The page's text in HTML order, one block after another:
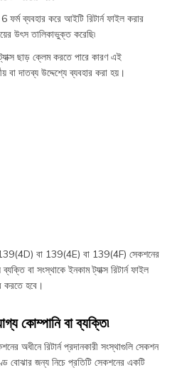
ব্যবহার করে আইটি রিটার্ন ফাইল করার
উৎস তালিকাভুক্ত করেছি৷
ছাড় ক্লেম করতে পারে কারণ এই
বা দাতব্য উদ্দেশ্যে ব্যবহার করা হয়।
বা 139(4E) বা 139(4F) সেকশনের
বা সংস্থাকে ইনকাম ট্যাক্স রিটার্ন ফাইল
করতে হবে।
কোম্পানি বা ব্যক্তি৷
অধীনে রিটার্ন প্রদানকারী সংস্থাগুলি সেকশন
বোঝার জন্য নিচে প্রতিটি সেকশনের একটি